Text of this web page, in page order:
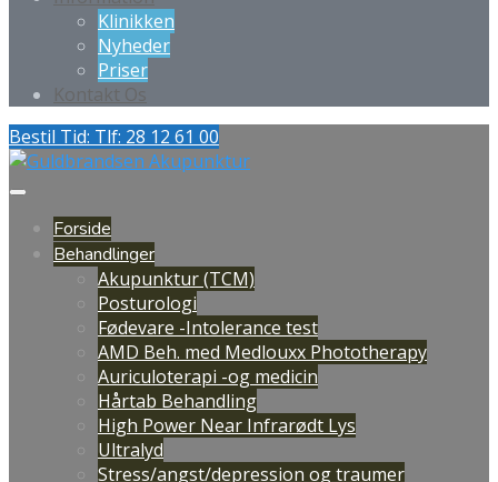
Klinikken
Nyheder
Priser
Kontakt Os
Bestil Tid: Tlf: 28 12 61 00
Forside
Behandlinger
Akupunktur (TCM)
Posturologi
Fødevare -Intolerance test
AMD Beh. med Medlouxx Phototherapy
Auriculoterapi -og medicin
Hårtab Behandling
High Power Near Infrarødt Lys
Ultralyd
Stress/angst/depression og traumer